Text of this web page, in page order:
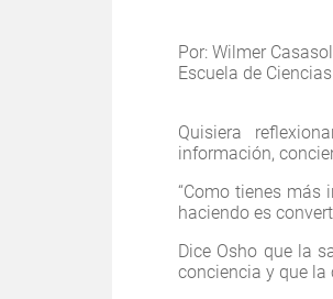
Por: Wilmer
Escuela de
Quisiera
información,
“Como tienes más
haciendo es
Dice Osho que la
conciencia y que la